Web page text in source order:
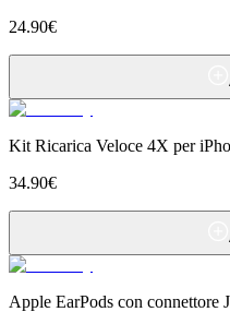
24.90€
Kit Ricarica Veloce 4X per
34.90€
Apple EarPods con connettore